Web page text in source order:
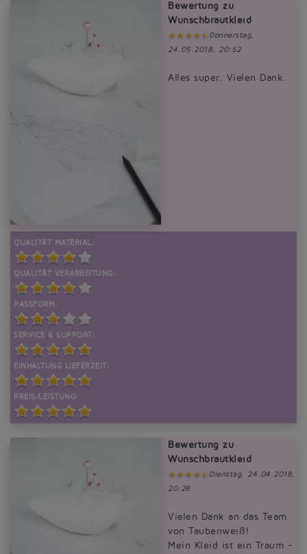
Bewertung zu
Wunschbrautkleid
Donnerstag,
24.05.2018, 20:52
Alles super. Vielen Dank.
QUALITÄT MATERIAL:
QUALITÄT VERARBEITUNG:
PASSFORM:
SERVICE & SUPPORT:
EINHALTUNG LIEFERZEIT:
PREIS/LEISTUNG:
Bewertung zu
Wunschbrautkleid
Dienstag, 24.04.2018,
20:28
Vielen Dank an das Team
von Taubenweiß!
Mein Kleid ist ein Traum -